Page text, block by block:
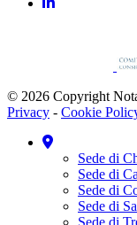
© 2026 Copyright
Privacy - Cookie
Sede di
Sede di
Sede di
Sede di
Sede di